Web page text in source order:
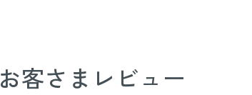
お客さまレビュー